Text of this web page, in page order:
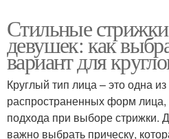
Стильные
девушек: как
вариант для
Круглый тип лица – это одна
распространенных форм лица,
подхода при выборе стрижки.
важно выбрать прическу,